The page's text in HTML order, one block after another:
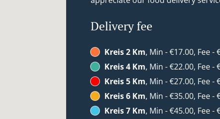
Delivery fee
Kreis 2 Km, Min - €17.00, Fee -
Kreis 4 Km, Min - €22.00, Fee -
Kreis 5 Km, Min - €27.00, Fee -
Kreis 6 Km, Min - €35.00, Fee -
Kreis 7 Km, Min - €45.00, Fee -